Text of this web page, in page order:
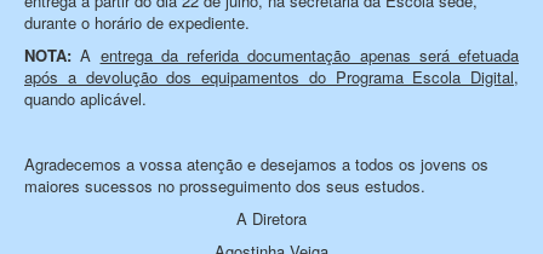
durante o horário de expediente.
NOTA:A entrega da referida documentação apenas será efetuada
após a devolução dos equipamentos do Programa Escola Digital,
quando aplicável.
Agradecemos a vossa atenção e desejamos a todos os jovens os
maiores sucessos no prosseguimento dos seus estudos.
A Diretora